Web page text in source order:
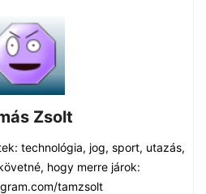
Zsolt
technológia, jog, sport, utazás,
hogy merre járok:
tamzsolt